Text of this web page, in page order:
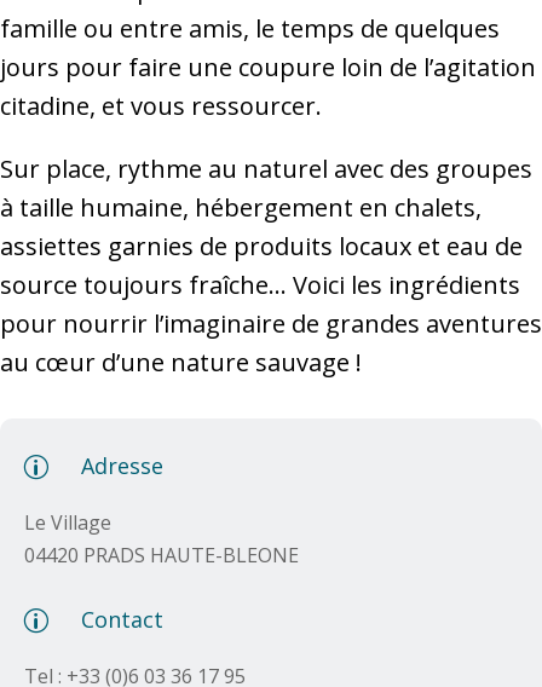
famille ou entre amis, le temps de quelques
jours pour faire une coupure loin de l’agitation
citadine, et vous ressourcer.​
Sur place, rythme au naturel avec des groupes
à taille humaine, hébergement en chalets,
assiettes garnies de produits locaux et eau de
source toujours fraîche… Voici les ingrédients
pour nourrir l’imaginaire de grandes aventures
au cœur d’une nature sauvage !
p Adresse
Le Village
04420 PRADS HAUTE-BLEONE
p Contact
Tel : +33 (0)6 03 36 17 95